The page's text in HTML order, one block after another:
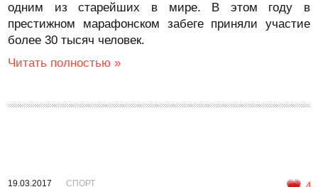
одним из старейших в мире. В этом году в
престижном марафонском забеге приняли участие
более 30 тысяч человек.
Читать полностью »
19.03.2017 СПОРТ